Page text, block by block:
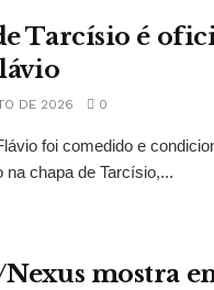
Tarcísio é
DE 2026 0
foi comedido e
chapa de Tarcísio,...
mostra